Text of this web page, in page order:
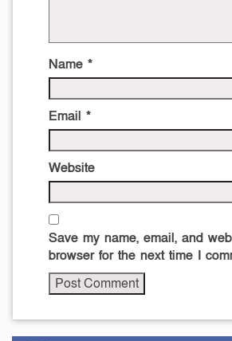
Name *
Email *
Website
Save my name, email, and
browser for the next time I